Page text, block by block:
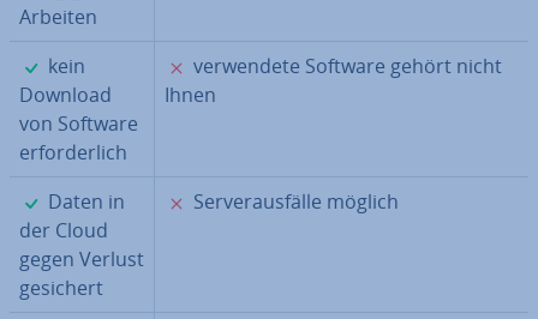
Arbeiten
✓
kein
Download
von Software
er­for­der­lich
✗
ver­wen­de­te Software gehört nicht
Ihnen
✓
Daten in
der Cloud
gegen Verlust
gesichert
✗
Ser­ver­aus­fäl­le möglich